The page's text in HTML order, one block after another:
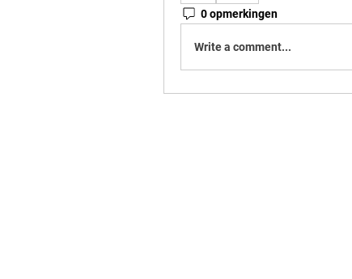
0 opmerkingen
Write a comment...